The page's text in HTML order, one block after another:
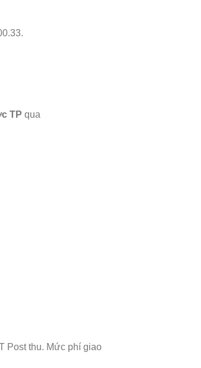
TP qua
Post thu. Mức phí giao